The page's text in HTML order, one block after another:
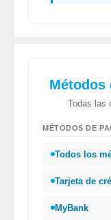
Métodos
Todas las
MÉTODOS DE
Todos los
Tarjeta de
MyBank